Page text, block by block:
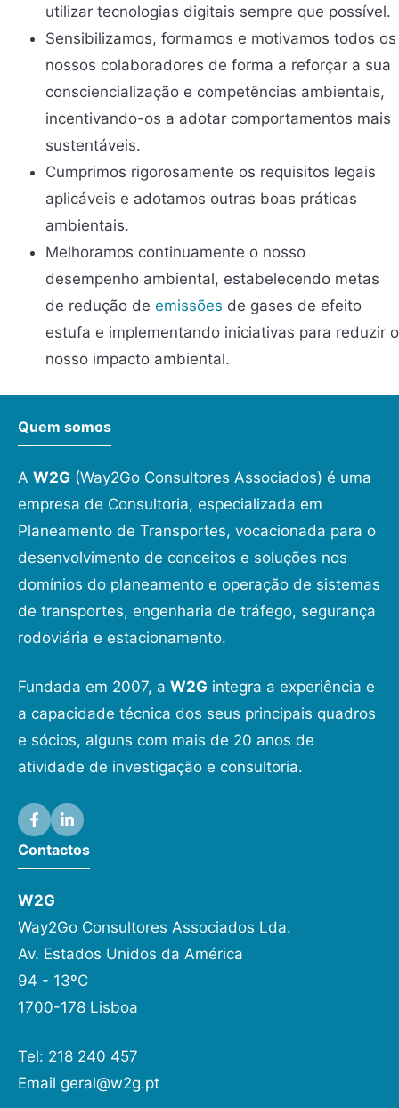
utilizar tecnologias digitais sempre que possível.
Sensibilizamos, formamos e motivamos todos os
nossos colaboradores de forma a reforçar a sua
consciencialização e competências ambientais,
incentivando-os a adotar comportamentos mais
sustentáveis.
Cumprimos rigorosamente os requisitos legais
aplicáveis e adotamos outras boas práticas
ambientais.
Melhoramos continuamente o nosso
desempenho ambiental, estabelecendo metas
de redução de emissões de gases de efeito
estufa e implementando iniciativas para reduzir o
nosso impacto ambiental.
Quem somos
A W2G (Way2Go Consultores Associados) é uma
empresa de Consultoria, especializada em
Planeamento de Transportes, vocacionada para o
desenvolvimento de conceitos e soluções nos
domínios do planeamento e operação de sistemas
de transportes, engenharia de tráfego, segurança
rodoviária e estacionamento.
Fundada em 2007, a W2G integra a experiência e
a capacidade técnica dos seus principais quadros
e sócios, alguns com mais de 20 anos de
atividade de investigação e consultoria.
Contactos
W2G
Way2Go Consultores Associados Lda.
Av. Estados Unidos da América
94 - 13ºC
1700-178 Lisboa
Tel: 218 240 457
Email geral@w2g.pt